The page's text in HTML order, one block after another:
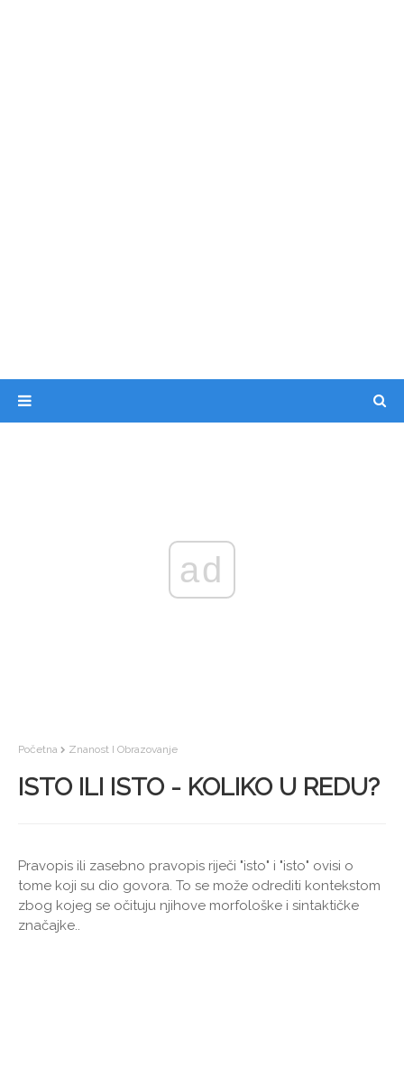
ad
Početna Znanost I Obrazovanje
ISTO ILI ISTO - KOLIKO U REDU?
Pravopis ili zasebno pravopis riječi "isto" i "isto" ovisi o
tome koji su dio govora. To se može odrediti kontekstom
zbog kojeg se očituju njihove morfološke i sintaktičke
značajke..